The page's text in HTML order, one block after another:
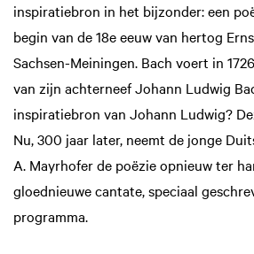
inspiratiebron in het bijzonder: een
begin van de 18e eeuw van hertog
Sachsen-Meiningen. Bach voert in
van zijn achterneef Johann Ludwig
inspiratiebron van Johann Ludwig?
Nu, 300 jaar later, neemt de jonge
A. Mayrhofer de poëzie opnieuw ter
gloednieuwe cantate, speciaal
programma.